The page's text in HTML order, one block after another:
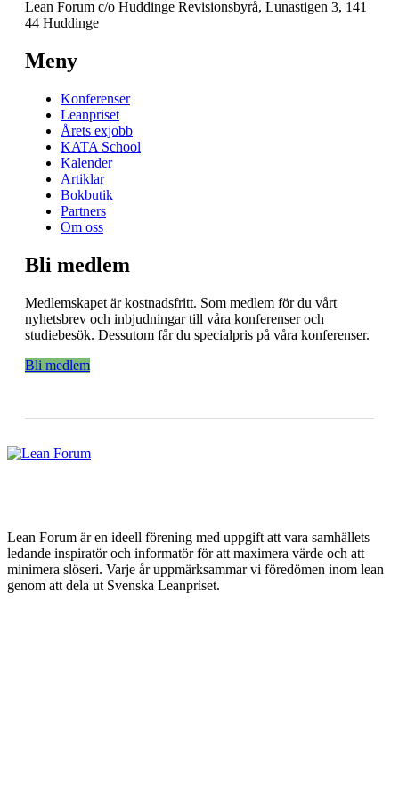
Lean Forum c/o Huddinge Revisionsbyrå, Lunastigen 3, 141
44 Huddinge
Meny
Konferenser
Leanpriset
Årets exjobb
KATA School
Kalender
Artiklar
Bokbutik
Partners
Om oss
Bli medlem
Medlemskapet är kostnadsfritt. Som medlem för du vårt
nyhetsbrev och inbjudningar till våra konferenser och
studiebesök. Dessutom får du specialpris på våra konferenser.
Bli medlem
Lean Forum är en ideell förening med uppgift att vara samhällets
ledande inspiratör och informatör för att maximera värde och att
minimera slöseri. Varje år uppmärksammar vi föredömen inom lean
genom att dela ut Svenska Leanpriset.